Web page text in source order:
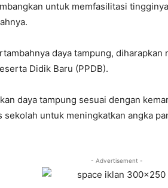
untuk memfasilitasi
daya tampung,
Didik Baru (PPDB).
daya tampung sesuai dengan
sekolah untuk meningkatkan angka
- Advertisement -